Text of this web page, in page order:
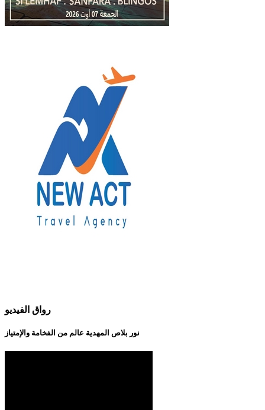
رواق الفيديو
نور بلاص المهدية عالم من الفخامة والإمتياز